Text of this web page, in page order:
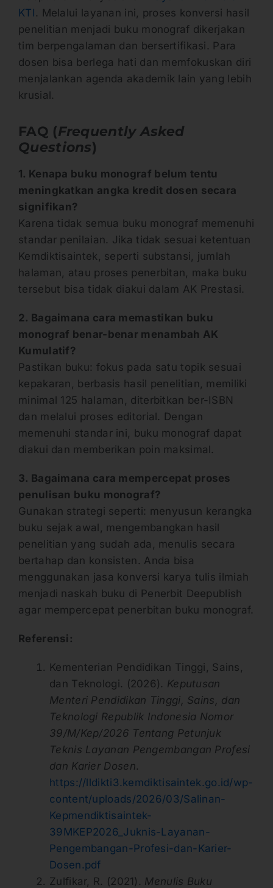
KTI . Melalui layanan ini, proses konversi hasil
penelitian menjadi buku monograf dikerjakan
tim berpengalaman dan bersertifikasi. Para
dosen bisa berlega hati dan memfokuskan diri
menjalankan agenda akademik lain yang lebih
krusial.
FAQ (Frequently Asked
Questions)
1. Kenapa buku monograf belum tentu
meningkatkan angka kredit dosen secara
signifikan?
Karena tidak semua buku monograf memenuhi
standar penilaian. Jika tidak sesuai ketentuan
Kemdiktisaintek, seperti substansi, jumlah
halaman, atau proses penerbitan, maka buku
tersebut bisa tidak diakui dalam AK Prestasi.
2. Bagaimana cara memastikan buku
monograf benar-benar menambah AK
Kumulatif?
Pastikan buku: fokus pada satu topik sesuai
kepakaran, berbasis hasil penelitian, memiliki
minimal 125 halaman, diterbitkan ber-ISBN
dan melalui proses editorial. Dengan
memenuhi standar ini, buku monograf dapat
diakui dan memberikan poin maksimal.
3. Bagaimana cara mempercepat proses
penulisan buku monograf?
Gunakan strategi seperti: menyusun kerangka
buku sejak awal, mengembangkan hasil
penelitian yang sudah ada, menulis secara
bertahap dan konsisten. Anda bisa
menggunakan jasa konversi karya tulis ilmiah
menjadi naskah buku di Penerbit Deepublish
agar mempercepat penerbitan buku monograf.
Referensi:
Kementerian Pendidikan Tinggi, Sains,
dan Teknologi. (2026). Keputusan
Menteri Pendidikan Tinggi, Sains, dan
Teknologi Republik Indonesia Nomor
39/M/Kep/2026 Tentang Petunjuk
Teknis Layanan Pengembangan Profesi
dan Karier Dosen.
https://lldikti3.kemdiktisaintek.go.id/wp-
content/uploads/2026/03/Salinan-
Kepmendiktisaintek-
39MKEP2026_Juknis-Layanan-
Pengembangan-Profesi-dan-Karier-
Dosen.pdf
Zulfikar, R. (2021). Menulis Buku